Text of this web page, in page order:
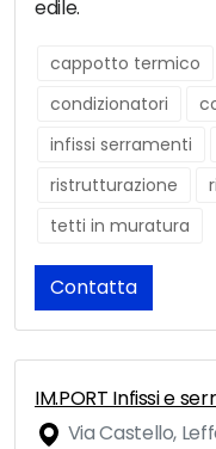
edile.
cappotto termico
condizionatori
infissi serramenti
ristrutturazione
tetti in muratura
Contatta
IM.PORT Infissi e
Via Castello,